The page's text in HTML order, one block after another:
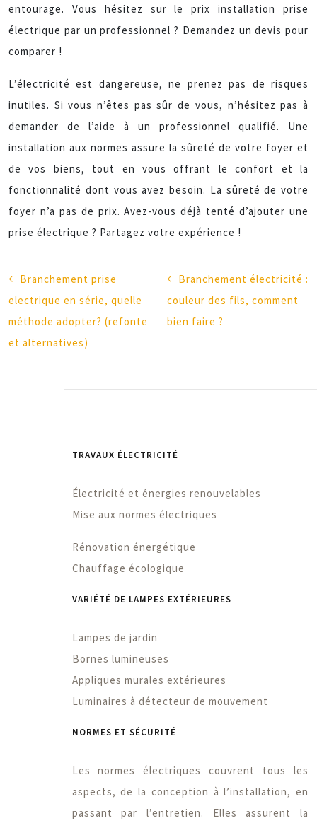
entourage. Vous hésitez sur le prix installation prise
électrique par un professionnel ? Demandez un devis pour
comparer !
L’électricité est dangereuse, ne prenez pas de risques
inutiles. Si vous n’êtes pas sûr de vous, n’hésitez pas à
demander de l’aide à un professionnel qualifié. Une
installation aux normes assure la sûreté de votre foyer et
de vos biens, tout en vous offrant le confort et la
fonctionnalité dont vous avez besoin. La sûreté de votre
foyer n’a pas de prix. Avez-vous déjà tenté d’ajouter une
prise électrique ? Partagez votre expérience !
Branchement prise
electrique en série, quelle
méthode adopter? (refonte
et alternatives)
Branchement électricité :
couleur des fils, comment
bien faire ?
TRAVAUX ÉLECTRICITÉ
Électricité et énergies renouvelables
Mise aux normes électriques
Rénovation énergétique
Chauffage écologique
VARIÉTÉ DE LAMPES EXTÉRIEURES
Lampes de jardin
Bornes lumineuses
Appliques murales extérieures
Luminaires à détecteur de mouvement
NORMES ET SÉCURITÉ
Les normes électriques couvrent tous les
aspects, de la conception à l’installation, en
passant par l’entretien. Elles assurent la